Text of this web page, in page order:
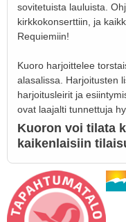
sovitetuista lauluista.
kirkkokonserttiin, ja
Requiemiin!
Kuoro harjoittelee
alasalissa. Harjoitusten
harjoitusleirit ja
ovat laajalti tunnettuja
Kuoron voi tilata
kaikenlaisiin